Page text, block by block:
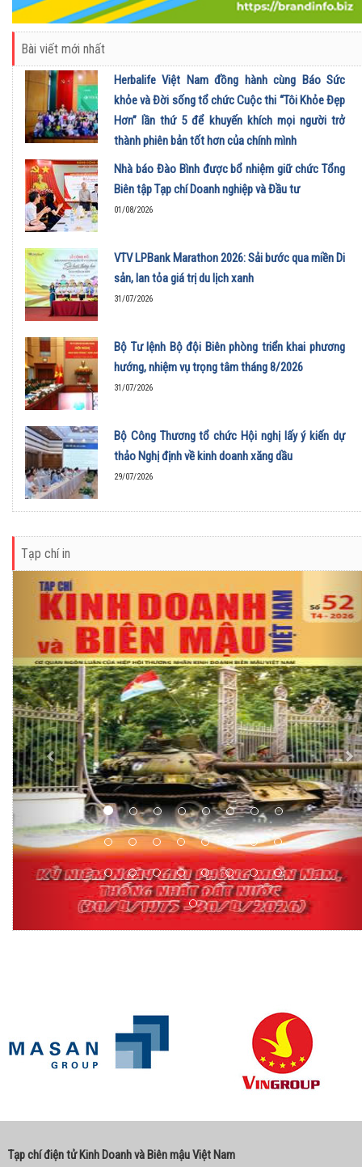
Bài viết mới nhất
Herbalife Việt Nam đồng hành cùng Báo Sức
khỏe và Đời sống tổ chức Cuộc thi “Tôi Khỏe Đẹp
Hơn” lần thứ 5 để khuyến khích mọi người trở
thành phiên bản tốt hơn của chính mình
01/08/2026
Nhà báo Đào Bình được bổ nhiệm giữ chức Tổng
Biên tập Tạp chí Doanh nghiệp và Đầu tư
01/08/2026
VTV LPBank Marathon 2026: Sải bước qua miền Di
sản, lan tỏa giá trị du lịch xanh
31/07/2026
Bộ Tư lệnh Bộ đội Biên phòng triển khai phương
hướng, nhiệm vụ trọng tâm tháng 8/2026
31/07/2026
Bộ Công Thương tổ chức Hội nghị lấy ý kiến dự
thảo Nghị định về kinh doanh xăng dầu
29/07/2026
Tạp chí in
Previous
Tạp chí điện tử Kinh Doanh và Biên mậu Việt Nam